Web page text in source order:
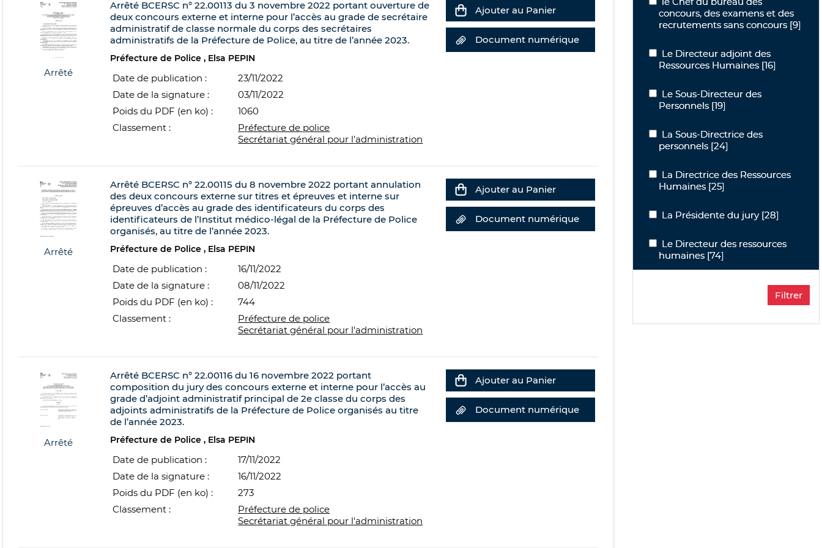
Arrêté
Arrêté BCERSC n° 22.00113 du 3 novembre 2022 portant ouverture de
deux concours externe et interne pour l’accès au grade de secrétaire
administratif de classe normale du corps des secrétaires
administratifs de la Préfecture de Police, au titre de l’année 2023.
Préfecture de Police Elsa PEPIN
Date de publication :
23/11/2022
Date de la signature :
03/11/2022
Poids du PDF (en ko) :
1060
Classement :
Préfecture de police
Secrétariat général pour l'administration
Ajouter au Panier
Document numérique
Arrêté
Arrêté BCERSC n° 22.00115 du 8 novembre 2022 portant annulation
des deux concours externe sur titres et épreuves et interne sur
épreuves d’accès au grade des identificateurs du corps des
identificateurs de l’Institut médico-légal de la Préfecture de Police
organisés, au titre de l’année 2023.
Préfecture de Police Elsa PEPIN
Date de publication :
16/11/2022
Date de la signature :
08/11/2022
Poids du PDF (en ko) :
744
Classement :
Préfecture de police
Secrétariat général pour l'administration
Ajouter au Panier
Document numérique
Arrêté
Arrêté BCERSC n° 22.00116 du 16 novembre 2022 portant
composition du jury des concours externe et interne pour l’accès au
grade d’adjoint administratif principal de 2e classe du corps des
adjoints administratifs de la Préfecture de Police organisés au titre
de l’année 2023.
Préfecture de Police Elsa PEPIN
Date de publication :
17/11/2022
Date de la signature :
16/11/2022
Poids du PDF (en ko) :
273
Classement :
Préfecture de police
Secrétariat général pour l'administration
Ajouter au Panier
Document numérique
concours, des examens et des
recrutements sans concours [9]
Le Directeur adjoint des Ressources
Le Directeur adjoint des
Ressources Humaines [16]
Le Sous-Directeur des Personnels
Le Sous-Directeur des
Personnels [19]
La Sous-Directrice des personnels
La Sous-Directrice des
personnels [24]
La Directrice des Ressources
La Directrice des Ressources
Humaines [25]
La Présidente du jury
La Présidente du jury [28]
Le Directeur des ressources humaines
Le Directeur des ressources
humaines [74]